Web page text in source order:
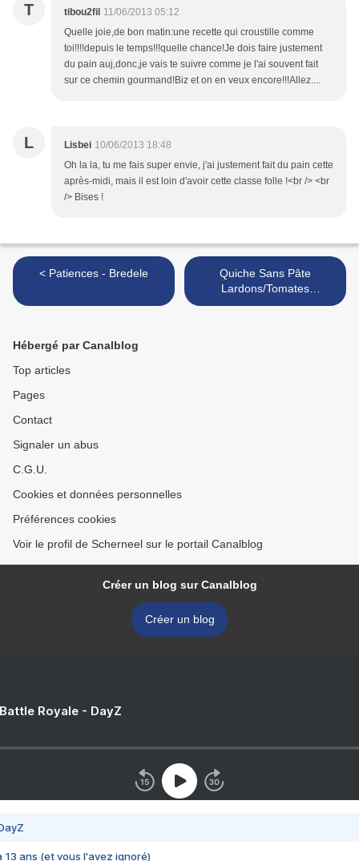
T tibou2fil 11/06/2013 05:12
Quelle joie,de bon matin:une recette qui croustille comme
toi!!!!depuis le temps!!!quelle chance!Je dois faire justement
du pain auj,donc,je vais te suivre comme je l'ai souvent fait
sur ce chemin gourmand!Biz et on en veux encore!!!Allez....
L Lisbei 10/06/2013 18:48
Oh la la, tu me fais super envie, j'ai justement fait du pain cette
après-midi, mais il est loin d'avoir cette classe folle !<br /> <br
/> Bises !
< Patiences - Bredele
Quiche Sans Pâte
Lardons/Tomates
Cerises/Feta >
Hébergé par Canalblog
Top articles
Pages
Contact
Signaler un abus
C.G.U.
Cookies et données personnelles
Préférences cookies
Voir le profil de Scherneel sur le portail Canalblog
Créer un blog sur Canalblog
Créer un blog
Royale - DayZ
13 ans (et vous l'avez ignoré)